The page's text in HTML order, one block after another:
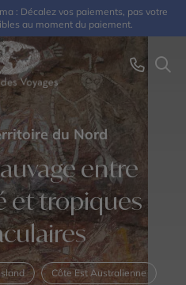
: Décalez vos paiements, pas votre
au moment du paiement.
du Nord
entre
et tropiques
Côte Est Australienne